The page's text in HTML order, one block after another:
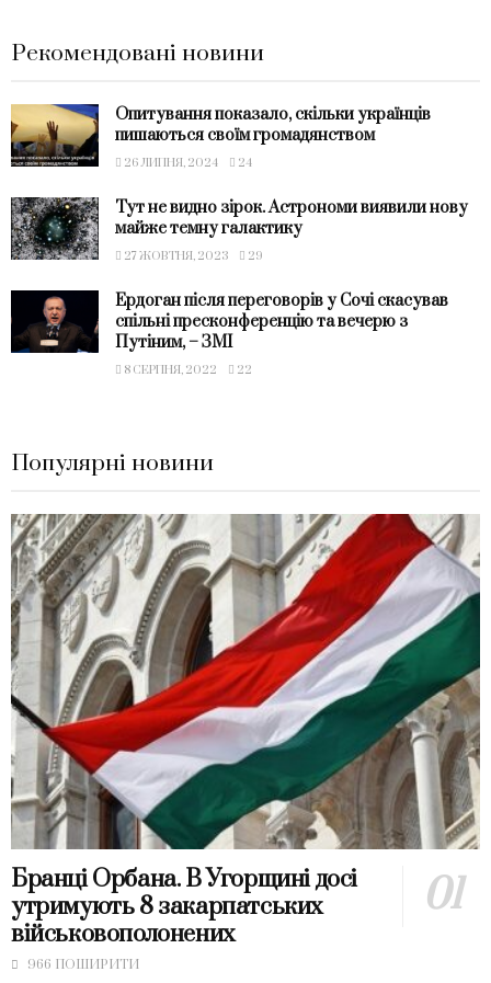
Рекомендовані новини
Опитування показало, скільки українців
пишаються своїм громадянством
26 ЛИПНЯ, 2024 24
Тут не видно зірок. Астрономи виявили нову
майже темну галактику
27 ЖОВТНЯ, 2023 29
Ердоган після переговорів у Сочі скасував
спільні пресконференцію та вечерю з
Путіним, – ЗМІ
8 СЕРПНЯ, 2022 22
Популярні новини
Бранці Орбана. В Угорщині досі
утримують 8 закарпатських
військовополонених
966 ПОШИРИТИ